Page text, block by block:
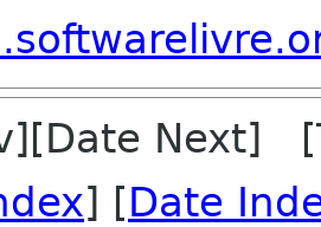
Next]
] [Date